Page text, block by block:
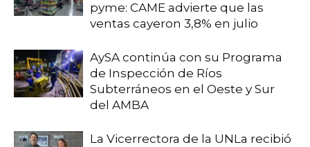
pyme: CAME advierte que las
ventas cayeron 3,8% en julio
AySA continúa con su Programa
de Inspección de Ríos
Subterráneos en el Oeste y Sur
del AMBA
La Vicerrectora de la UNLa recibió